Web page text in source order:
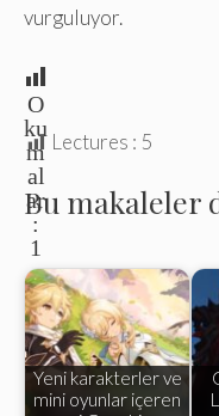
vurguluyor.
O
ku
m
al
ar
:
1
Lectures : 5
Bu makaleler
Yeni karakterler ve
mini oyunlar içeren